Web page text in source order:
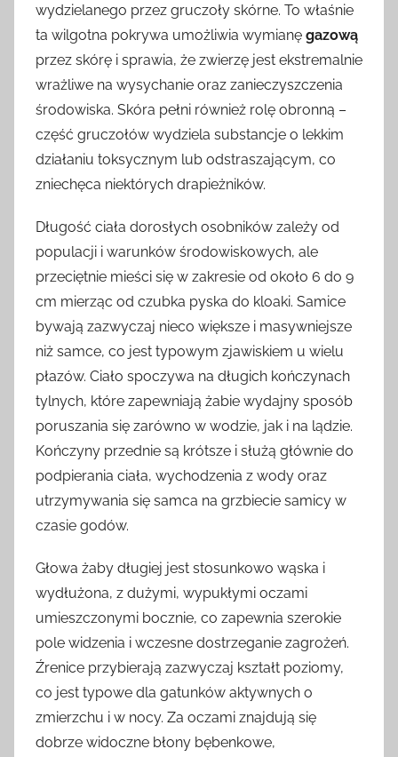
wydzielanego przez gruczoły skórne. To właśnie
ta wilgotna pokrywa umożliwia wymianę gazową
przez skórę i sprawia, że zwierzę jest ekstremalnie
wrażliwe na wysychanie oraz zanieczyszczenia
środowiska. Skóra pełni również rolę obronną –
część gruczołów wydziela substancje o lekkim
działaniu toksycznym lub odstraszającym, co
zniechęca niektórych drapieżników.
Długość ciała dorosłych osobników zależy od
populacji i warunków środowiskowych, ale
przeciętnie mieści się w zakresie od około 6 do 9
cm mierząc od czubka pyska do kloaki. Samice
bywają zazwyczaj nieco większe i masywniejsze
niż samce, co jest typowym zjawiskiem u wielu
płazów. Ciało spoczywa na długich kończynach
tylnych, które zapewniają żabie wydajny sposób
poruszania się zarówno w wodzie, jak i na lądzie.
Kończyny przednie są krótsze i służą głównie do
podpierania ciała, wychodzenia z wody oraz
utrzymywania się samca na grzbiecie samicy w
czasie godów.
Głowa żaby długiej jest stosunkowo wąska i
wydłużona, z dużymi, wypukłymi oczami
umieszczonymi bocznie, co zapewnia szerokie
pole widzenia i wczesne dostrzeganie zagrożeń.
Źrenice przybierają zazwyczaj kształt poziomy,
co jest typowe dla gatunków aktywnych o
zmierzchu i w nocy. Za oczami znajdują się
dobrze widoczne błony bębenkowe,